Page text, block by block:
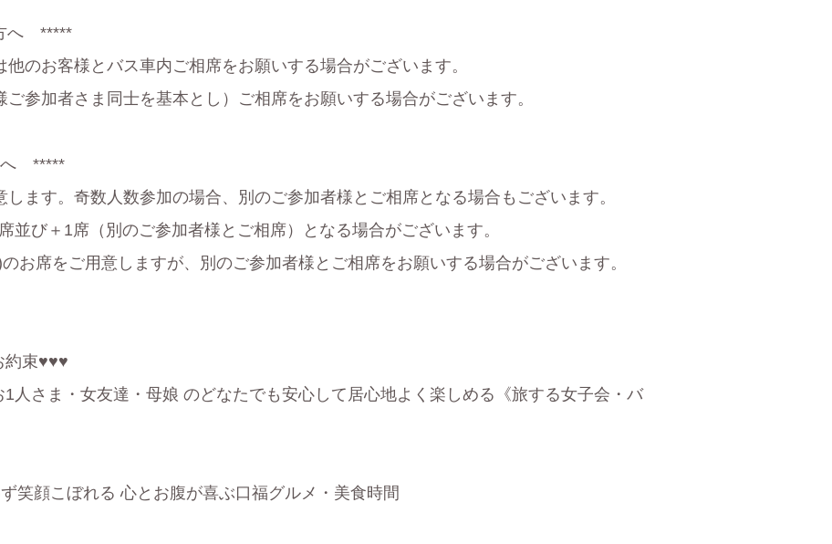
へ *****
のお客様とバス車内ご相席をお願いする場合がございます。
参加者さま同士を基本とし）ご相席をお願いする場合がございます。
へ *****
ます。奇数人数参加の場合、別のご参加者様とご相席となる場合もございます。
び＋1席（別のご参加者様とご相席）となる場合がございます。
お席をご用意しますが、別のご参加者様とご相席をお願いする場合がございます。
約束♥♥♥
さま・女友達・母娘 のどなたでも安心して居心地よく楽しめる《旅する女子会・バ
笑顔こぼれる 心とお腹が喜ぶ口福グルメ・美食時間